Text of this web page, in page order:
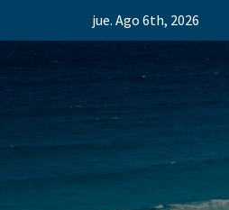
jue. Ago 6th, 2026